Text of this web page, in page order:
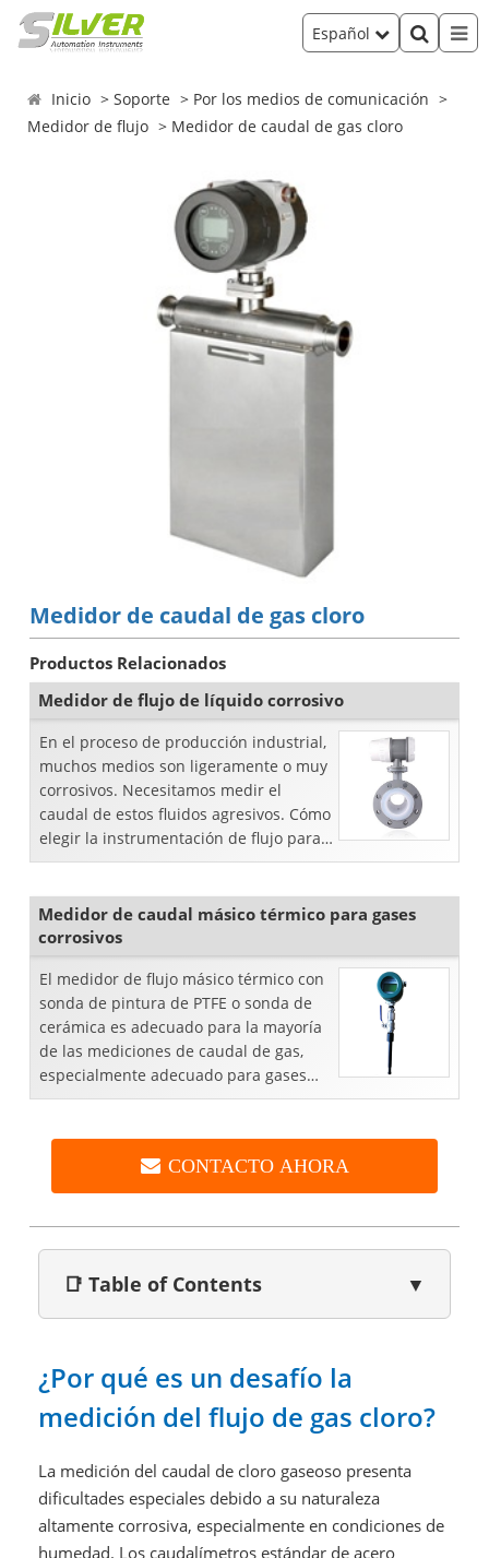
Español
Inicio Soporte
Por los medios de comunicación
Medidor de flujo
Medidor de caudal de gas cloro
Medidor de caudal de gas cloro
Productos Relacionados
Medidor de flujo de líquido corrosivo
En el proceso de producción industrial,
muchos medios son ligeramente o muy
corrosivos. Necesitamos medir el
caudal de estos fluidos agresivos. Cómo
elegir la instrumentación de flujo para
medir cor ...
Medidor de caudal másico térmico para gases
corrosivos
El medidor de flujo másico térmico con
sonda de pintura de PTFE o sonda de
cerámica es adecuado para la mayoría
de las mediciones de caudal de gas,
especialmente adecuado para gases
agresivos o cáusticos, como gases de
CONTACTO AHORA
📑 Table of Contents ▼
¿Por qué es un desafío la
medición del flujo de gas cloro?
La medición del caudal de cloro gaseoso presenta
dificultades especiales debido a su naturaleza
altamente corrosiva, especialmente en condiciones de
humedad. Los caudalímetros estándar de acero